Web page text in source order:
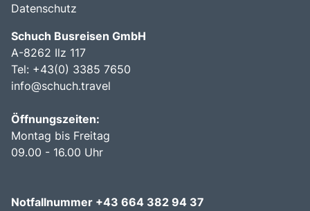
Datenschutz
Schuch Busreisen GmbH
A-8262 Ilz 117
Tel: +43(0) 3385 7650
info@schuch.travel
Öffnungszeiten:
Montag bis Freitag
09.00 - 16.00 Uhr
Notfallnummer +43 664 382 94 37